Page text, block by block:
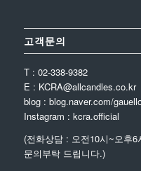
고객문의
T : 02-338-9382
E : KCRA@allcandles.co.kr
blog : blog.naver.com/
Instagram : kcra.official
(전화상담 : 오전10시~오후
문의부탁 드립니다.)